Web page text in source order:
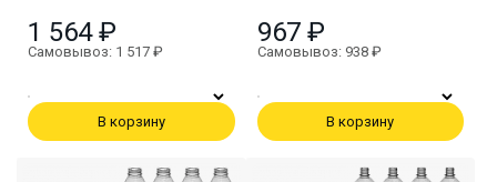
1 564 ₽
Самовывоз: 1 517 ₽
В корзину
967 ₽
Самовывоз: 938 ₽
В корзину